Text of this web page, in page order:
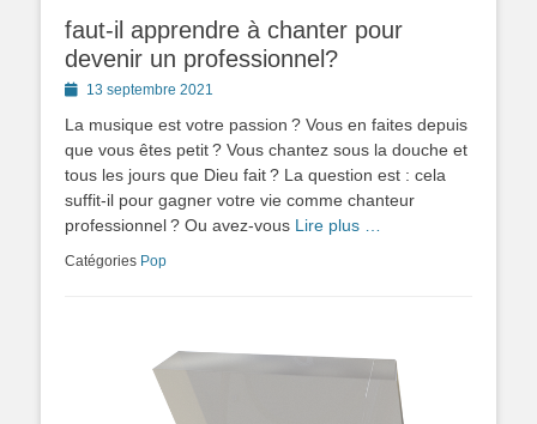
faut-il apprendre à chanter pour
devenir un professionnel?
Posted13 septembre 2021
La musique est votre passion ? Vous en faites depuis
que vous êtes petit ? Vous chantez sous la douche et
tous les jours que Dieu fait ? La question est : cela
suffit-il pour gagner votre vie comme chanteur
professionnel ? Ou avez-vous Lire plus …
Catégories Pop